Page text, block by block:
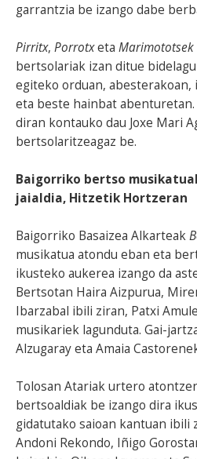
garrantzia be izango dabe
Pirritx, Porrotxeta Marimototsek
bertsolariak izan ditue
egiteko orduan,
eta beste hainbat
diran kontauko dau Joxe Mari
bertsolaritzeagaz be.
Baigorriko bertso
jaialdia, Hitzetik Hortzeran
Baigorriko Basaizea Alkarteak
musikatua atondu eban eta
ikusteko aukerea izango da
Bertsotan Haira Aizpurua,
Ibarzabal ibili ziran, Patxi
musikariek lagunduta. Gai-
Alzugaray eta Amaia
Tolosan Atariak urtero
bertsoaldiak be izango dira
gidatutako saioan kantuan ibili
Andoni Rekondo, Iñigo